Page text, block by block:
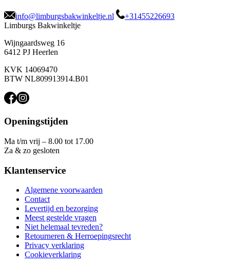
info@limburgsbakwinkeltje.nl
+31455226693
Limburgs Bakwinkeltje
Wijngaardsweg 16
6412 PJ Heerlen
KVK 14069470
BTW NL809913914.B01
Openingstijden
Ma t/m vrij – 8.00 tot 17.00
Za & zo gesloten
Klantenservice
Algemene voorwaarden
Contact
Levertijd en bezorging
Meest gestelde vragen
Niet helemaal tevreden?
Retourneren & Herroepingsrecht
Privacy verklaring
Cookieverklaring